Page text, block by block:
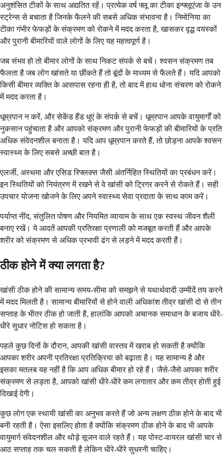
अनुशंसित टीकों के साथ अद्यतित रहें। प्रत्येक वर्ष फ्लू का टीका इन्फ्लूएंजा के उन
स्ट्रेन्स से बचाता है जिनके फैलने की सबसे अधिक संभावना है। निमोनिया का
टीका गंभीर फेफड़ों के संक्रमण को रोकने में मदद करता है, खासकर वृद्ध वयस्कों
और पुरानी बीमारियों वाले लोगों के लिए यह महत्वपूर्ण है।
जब संभव हो तो बीमार लोगों के साथ निकट संपर्क से बचें। श्वसन संक्रमण तब
फैलता है जब लोग खांसते या छींकते हैं तो बूंदों के माध्यम से फैलते हैं। यदि आपको
किसी बीमार व्यक्ति के आसपास रहना ही है, तो बाद में हाथ धोना संचरण को रोकने
में मदद करता है।
धूम्रपान न करें, और सेकेंड हैंड धुएं के संपर्क से बचें। धूम्रपान आपके वायुमार्गों को
नुकसान पहुंचाता है और आपको संक्रमण और पुरानी फेफड़ों की बीमारियों के प्रति
अधिक संवेदनशील बनाता है। यदि आप धूम्रपान करते हैं, तो छोड़ना आपके श्वसन
स्वास्थ्य के लिए सबसे अच्छी बात है।
एलर्जी, अस्थमा और एसिड रिफ्लक्स जैसी अंतर्निहित स्थितियों का प्रबंधन करें।
इन स्थितियों को नियंत्रण में रखने से वे खांसी को ट्रिगर करने से रोकते हैं। सही
उपचार योजना खोजने के लिए अपने स्वास्थ्य सेवा प्रदाता के साथ काम करें।
पर्याप्त नींद, संतुलित पोषण और नियमित व्यायाम के साथ एक स्वस्थ जीवन शैली
बनाए रखें। ये आदतें आपकी प्रतिरक्षा प्रणाली को मजबूत करती हैं और आपके
शरीर को संक्रमण से अधिक प्रभावी ढंग से लड़ने में मदद करती हैं।
ठीक होने में क्या लगता है?
खांसी ठीक होने की सामान्य समय-सीमा को समझने से यथार्थवादी उम्मीदें तय करने
में मदद मिलती है। सामान्य बीमारियों से होने वाली अधिकांश तीव्र खांसी दो से तीन
सप्ताह के भीतर ठीक हो जाती है, हालांकि आपको अचानक समाधान के बजाय धीरे-
धीरे सुधार नोटिस हो सकता है।
पहले कुछ दिनों के दौरान, आपकी खांसी वास्तव में खराब हो सकती है क्योंकि
आपका शरीर अपनी प्रतिरक्षा प्रतिक्रिया को बढ़ाता है। यह सामान्य है और
इसका मतलब यह नहीं है कि आप अधिक बीमार हो रहे हैं। जैसे-जैसे आपका शरीर
संक्रमण से लड़ता है, आपको खांसी धीरे-धीरे कम लगातार और कम तीव्र होती हुई
दिखाई देगी।
कुछ लोग एक स्थायी खांसी का अनुभव करते हैं जो अन्य लक्षण ठीक होने के बाद भी
बनी रहती है। ऐसा इसलिए होता है क्योंकि संक्रमण ठीक होने के बाद भी आपके
वायुमार्ग संवेदनशील और थोड़े सूजन वाले रहते हैं। यह पोस्ट-वायरल खांसी चार से
आठ सप्ताह तक चल सकती है लेकिन धीरे-धीरे सुधरनी चाहिए।